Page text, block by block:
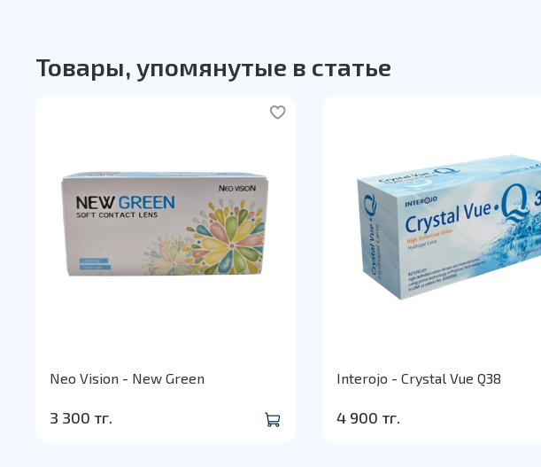
Товары, упомянутые в статье
Neo Vision - New Green
3 300 тг.
Interojo - Crystal Vue Q38
4 900 тг.